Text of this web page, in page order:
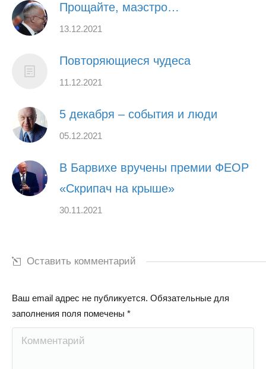
Прощайте, маэстро…
13.12.2021
Повторяющиеся чудеса
11.12.2021
5 декабря – события и люди
05.12.2021
В Барвихе вручены премии ФЕОР
«Скрипач на крыше»
30.11.2021
Оставить комментарий
Ваш email адрес не публикуется. Обязательные для
заполнения поля помечены *
Комментарий